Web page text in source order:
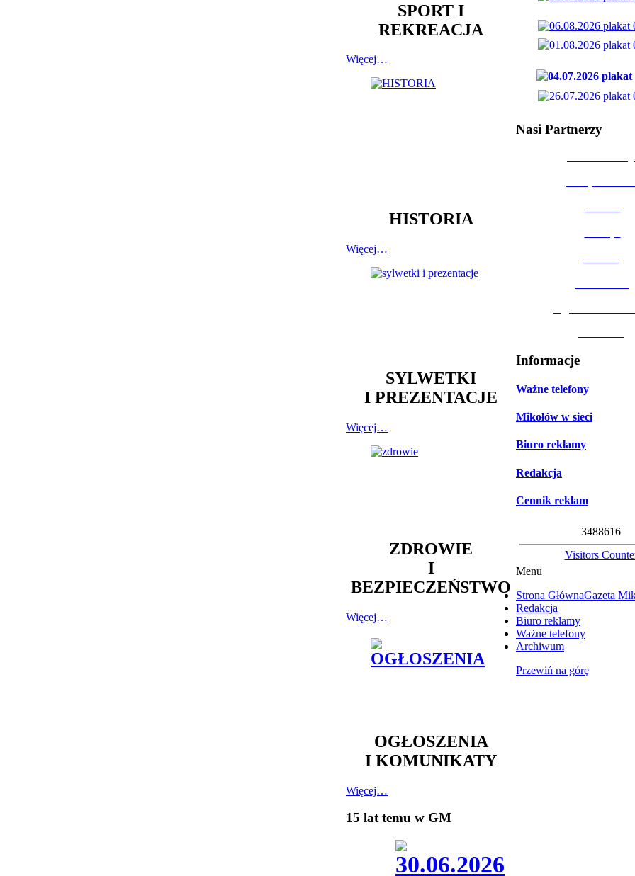
SPORT I
REKREACJA
Więcej…
HISTORIA
Więcej…
SYLWETKI
I PREZENTACJE
Więcej…
ZDROWIE
I
BEZPIECZEŃSTWO
Więcej…
OGŁOSZENIA
I KOMUNIKATY
Więcej…
15 lat temu w GM
Nasi Partnerzy
Informacje
Ważne telefony
Mikołów w sieci
Biuro reklamy
Redakcja
Cennik reklam
3488616
Visitors
Menu
Strona GłównaGazeta
Redakcja
Biuro reklamy
Ważne telefony
Archiwum
Przewiń na górę